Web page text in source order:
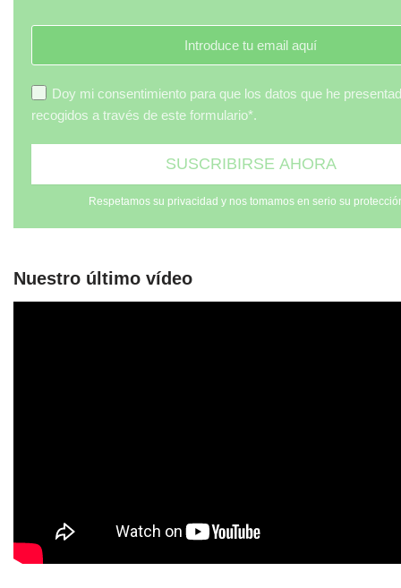
Doy mi consentimiento para que los datos que he
recogidos a través de este formulario*.
Respetamos su privacidad y nos tomamos en serio su
Nuestro último vídeo